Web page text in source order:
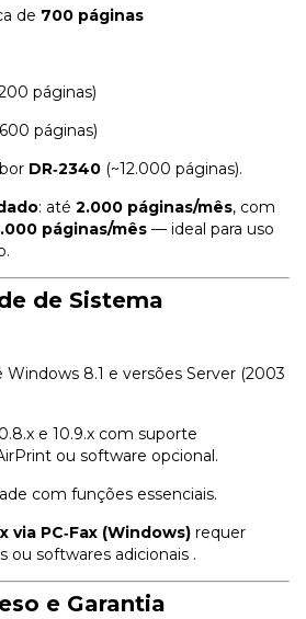
de 700 páginas
páginas)
páginas)
DR‑2340 (~12.000 páginas).
: até 2.000 páginas/mês, com
páginas/mês — ideal para uso
.
de Sistema
Windows 8.1 e versões Server (2003
e 10.9.x com suporte
ou software opcional.
com funções essenciais.
PC‑Fax (Windows) requer
ou softwares adicionais .
e Garantia